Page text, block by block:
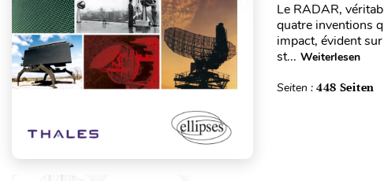
Le RADAR,
quatre inventions
impact, évident
st... Weiterlesen
Seiten : 448 Seiten